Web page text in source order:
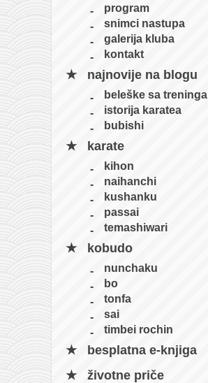
program
snimci nastupa
galerija kluba
kontakt
najnovije na blogu
beleške sa treninga
istorija karatea
bubishi
karate
kihon
naihanchi
kushanku
passai
temashiwari
kobudo
nunchaku
bo
tonfa
sai
timbei rochin
besplatna e-knjiga
životne priče